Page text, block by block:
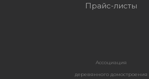
Прайс-листы
Ассоциация
деревянного домостроения